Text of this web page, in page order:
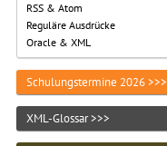
RSS & Atom
Reguläre Ausdrücke
Oracle & XML
Schulungstermine 2026 >>>
XML-Glossar >>>